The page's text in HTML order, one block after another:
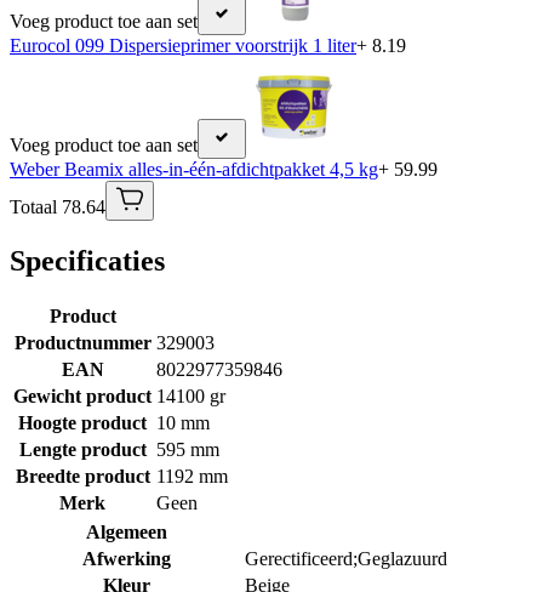
Voeg product toe aan set
Eurocol 099 Dispersieprimer voorstrijk 1 liter+ 8.19
Voeg product toe aan set
Weber Beamix alles-in-één-afdichtpakket 4,5 kg+ 59.99
Totaal 78.64
Specificaties
Product
Productnummer 329003
EAN
8022977359846
Gewicht product 14100 gr
Hoogte product 10 mm
Lengte product 595 mm
Breedte product 1192 mm
Merk
Geen
Algemeen
Afwerking
Gerectificeerd;Geglazuurd
Kleur
Beige